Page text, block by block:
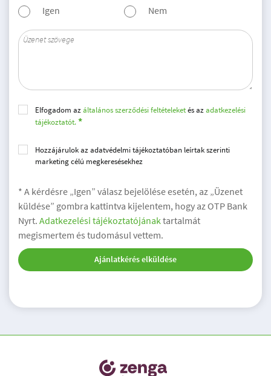
Igen Nem
Elfogadom azáltalános szerződési feltételeketés azadatkezelési
tájékoztatót.
Hozzájárulok az adatvédelmi tájékoztatóban leírtak szerinti
marketing célú megkeresésekhez
* A kérdésre „Igen” válasz bejelölése esetén, az „Üzenet
küldése” gombra kattintva kijelentem, hogy az OTP Bank
Nyrt. Adatkezelési tájékoztatójánaktartalmát
megismertem és tudomásul vettem.
Ajánlatkérés elküldése